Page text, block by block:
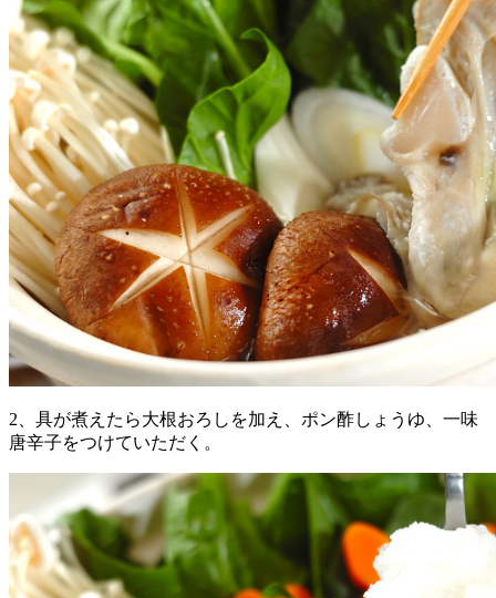
2、具が煮えたら大根おろしを加え、ポン酢しょうゆ、一味
唐辛子をつけていただく。